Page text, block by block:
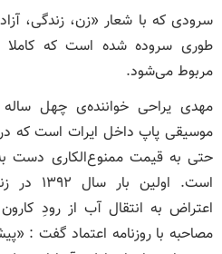
سرودی که با شعار «زن، زندگی،
طوری سروده شده است که کاملا
مربوط می‌شود.
مهدی یراحی خواننده‌ی چهل ساله
حتی به قیمت ممنوع‌الکاری دست
است.
اعتراض به انتقال آب از رودِ
مصاحبه‌ با روزنامه اعتماد گفت :